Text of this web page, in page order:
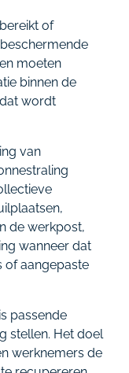
of
moeten
binnen de
wordt
van
de werkpost,
wanneer dat
of aangepaste
passende
stellen. Het doel
werknemers de